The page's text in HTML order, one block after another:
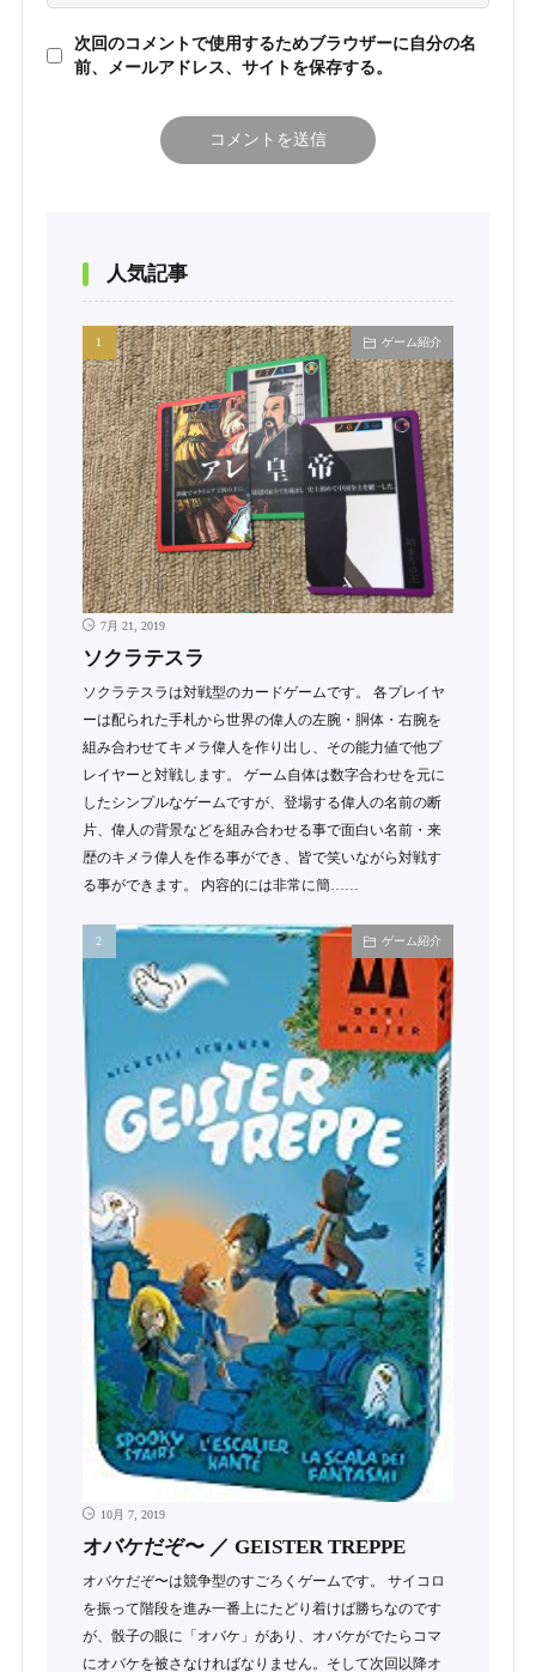
次回のコメントで使用するためブラウザーに自分の名
前、メールアドレス、サイトを保存する。
人気記事
ゲーム紹介
7月 21, 2019
ソクラテスラ
ソクラテスラは対戦型のカードゲームです。 各プレイヤ
ーは配られた手札から世界の偉人の左腕・胴体・右腕を
組み合わせてキメラ偉人を作り出し、その能力値で他プ
レイヤーと対戦します。 ゲーム自体は数字合わせを元に
したシンプルなゲームですが、登場する偉人の名前の断
片、偉人の背景などを組み合わせる事で面白い名前・来
歴のキメラ偉人を作る事ができ、皆で笑いながら対戦す
る事ができます。 内容的には非常に簡……
ゲーム紹介
10月 7, 2019
オバケだぞ〜 ／ GEISTER TREPPE
オバケだぞ〜は競争型のすごろくゲームです。 サイコロ
を振って階段を進み一番上にたどり着けば勝ちなのです
が、骰子の眼に「オバケ」があり、オバケがでたらコマ
にオバケを被さなければなりません。そして次回以降オ